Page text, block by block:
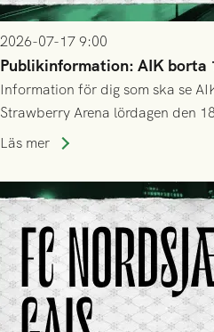
2026-07-17 9:00
Publikinformation: AIK borta
Information för dig som ska se
Strawberry Arena lördagen den
Läs mer